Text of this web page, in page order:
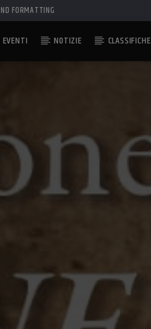
FORMATTING
EVENTI NOTIZIE CLASSIFICHE